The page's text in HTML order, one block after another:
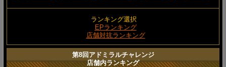
ランキング選択
EPランキング
店舗対抗ランキング
第8回アドミラルチャレンジ
店舗内ランキング